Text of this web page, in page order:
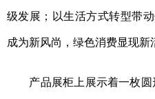
级发展；以生活方式转型带
成为新风尚，绿色消费显现新
产品展柜上展示着一枚圆